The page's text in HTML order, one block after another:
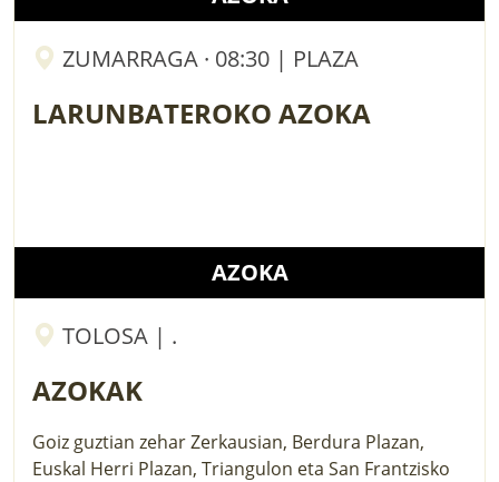
ZUMARRAGA · 08:30 | PLAZA
LARUNBATEROKO AZOKA
AZOKA
TOLOSA | .
AZOKAK
Goiz guztian zehar Zerkausian, Berdura Plazan,
Euskal Herri Plazan, Triangulon eta San Frantzisko